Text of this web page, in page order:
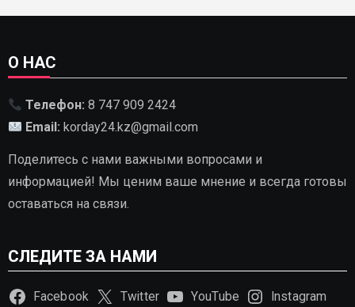
О НАС
Телефон: 8 747 909 2424
Email: korday24.kz@gmail.com
Поделитесь с нами важными вопросами и
информацией! Мы ценим ваше мнение и всегда готовы
оставаться на связи.
СЛЕДИТЕ ЗА НАМИ
Facebook Twitter YouTube
Instagram